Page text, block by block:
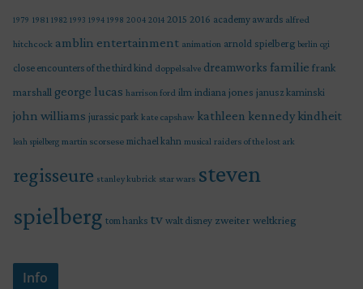
1979 1981 1982 1993 1994 1998 2004 2014 2015 2016 academy awards alfred
hitchcock amblin entertainment animation arnold spielberg berlin cgi
close encounters of the third kind doppelsalve dreamworks familie frank
marshall george lucas harrison ford ilm indiana jones janusz kaminski
john williams jurassic park kate capshaw kathleen kennedy kindheit
leah spielberg martin scorsese michael kahn musical raiders of the lost ark
regisseure stanley kubrick star wars steven
spielberg tom hanks tv walt disney zweiter weltkrieg
Info